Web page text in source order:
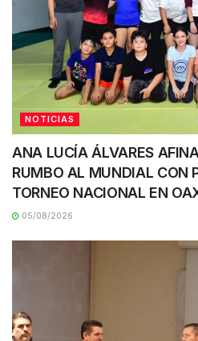
NOTICIAS
ANA LUCÍA ÁLVARES
RUMBO AL MUNDIAL CON
TORNEO NACIONAL EN
05/08/2026